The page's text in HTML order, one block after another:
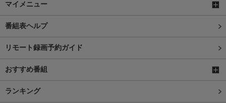
マイメニュー
番組表ヘルプ
リモート録画予約ガイド
おすすめ番組
ランキング